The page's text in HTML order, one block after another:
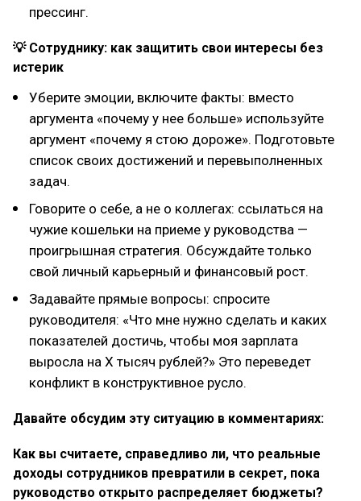
прессинг.
💡 Сотруднику: как защитить свои интересы без
истерик
Уберите эмоции, включите факты: вместо
аргумента «почему у нее больше» используйте
аргумент «почему я стою дороже». Подготовьте
список своих достижений и перевыполненных
задач.
Говорите о себе, а не о коллегах: ссылаться на
чужие кошельки на приеме у руководства —
проигрышная стратегия. Обсуждайте только
свой личный карьерный и финансовый рост.
Задавайте прямые вопросы: спросите
руководителя: «Что мне нужно сделать и каких
показателей достичь, чтобы моя зарплата
выросла на Х тысяч рублей?» Это переведет
конфликт в конструктивное русло.
Давайте обсудим эту ситуацию в комментариях:
Как вы считаете, справедливо ли, что реальные
доходы сотрудников превратили в секрет, пока
руководство открыто распределяет бюджеты?